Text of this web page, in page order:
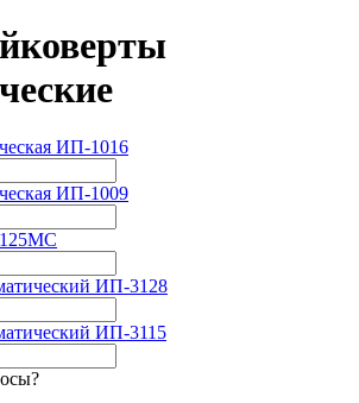
ИП-1016
ИП-1009
ИП-3128
ИП-3115